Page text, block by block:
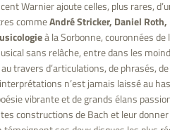
Warnier ajoute celles, plus rares,
commeAndré Stricker, Daniel
à la Sorbonne, couronnées de
sans relâche, entre dans les
travers d’articulations, de phrasés,
n’est jamais laissé au
vibrante et de grands élans
constructions de Bach et leur donner